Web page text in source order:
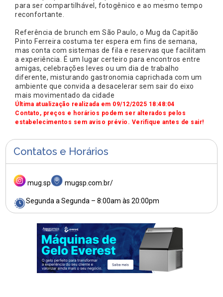
para ser compartilhável, fotogênico e ao mesmo tempo
reconfortante.​
Referência de brunch em São Paulo, o Mug da Capitão
Pinto Ferreira costuma ter espera em fins de semana,
mas conta com sistemas de fila e reservas que facilitam
a experiência. É um lugar certeiro para encontros entre
amigas, celebrações leves ou um dia de trabalho
diferente, misturando gastronomia caprichada com um
ambiente que convida a desacelerar sem sair do eixo
mais movimentado da cidade
Última atualização realizada em 09/12/2025 18:48:04
Contato, preços e horários podem ser alterados pelos
estabelecimentos sem aviso prévio. Verifique antes de sair!
Contatos e Horários
mug.sp mugsp.com.br/
Segunda a Segunda – 8:00am às 20:00pm